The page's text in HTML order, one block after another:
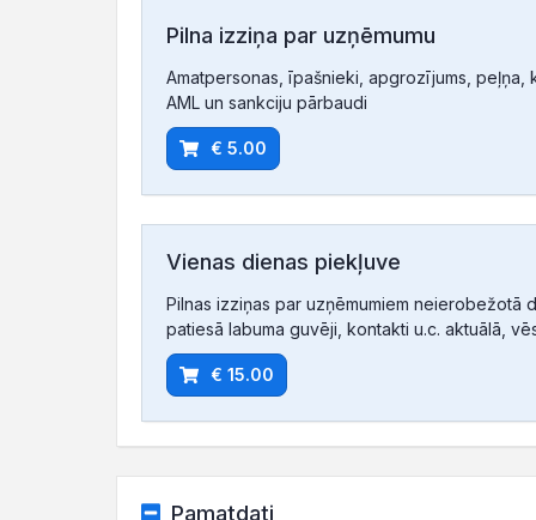
Pilna izziņa par uzņēmumu
Amatpersonas, īpašnieki, apgrozījums, peļņa,
AML un sankciju pārbaudi
€ 5.00
Vienas dienas piekļuve
Pilnas izziņas par uzņēmumiem
patiesā labuma guvēji, kontakti u.c. aktuālā,
€ 15.00
Pamatdati